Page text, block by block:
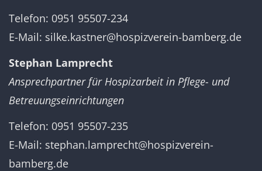
Telefon: 0951 95507-234
E-Mail: silke.kastner@hospizverein-bamberg.de
Stephan Lamprecht
Ansprechpartner für Hospizarbeit in Pflege- und
Betreuungseinrichtungen
Telefon: 0951 95507-235
E-Mail: stephan.lamprecht@hospizverein-
bamberg.de